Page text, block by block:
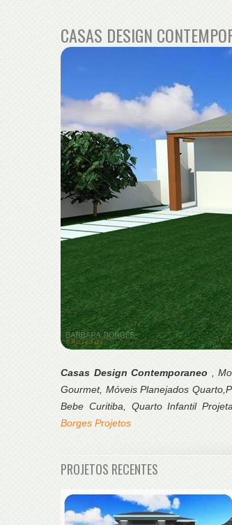
CASAS DESIGN
Casas Design Contemporaneo
,
Gourmet, Móveis Planejados
Bebe Curitiba, Quarto Infantil
Borges Projetos
PROJETOS RECENTES